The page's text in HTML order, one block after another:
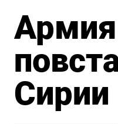
Сирии